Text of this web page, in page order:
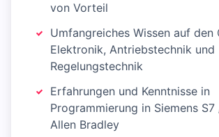
von Vorteil
Umfangreiches Wissen auf den
Elektronik, Antriebstechnik und
Regelungstechnik
Erfahrungen und Kenntnisse in
Programmierung in Siemens S7
Allen Bradley